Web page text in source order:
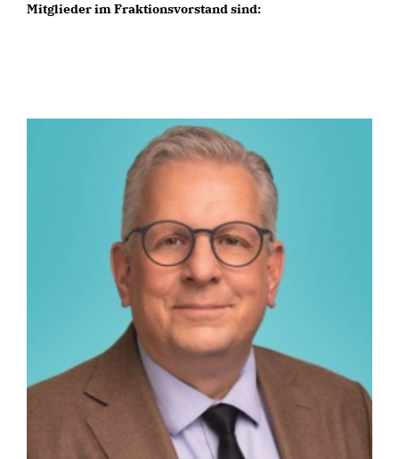
Mitglieder im Fraktionsvorstand sind: